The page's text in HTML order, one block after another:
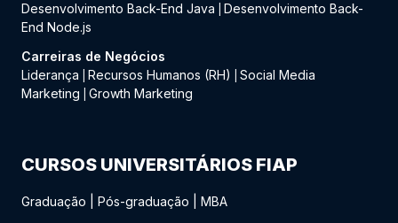
Desenvolvimento Back-End Java
Desenvolvimento Back-
End Node.js
Carreiras de Negócios
Liderança
Recursos Humanos (RH)
Social Media
Marketing
Growth Marketing
CURSOS UNIVERSITÁRIOS FIAP
Graduação Pós-graduação MBA